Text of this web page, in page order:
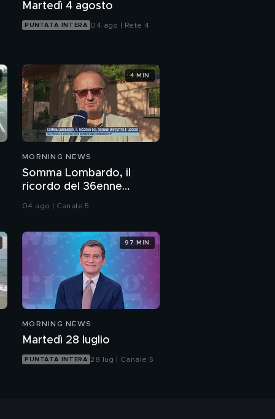
Martedì 4 agosto
PUNTATA INTERA 04 ago | Rete 4
MORNING NEWS
Somma Lombardo, il
ricordo del 36enne
investito e ucciso
04 ago | Canale 5
4 MIN
MORNING NEWS
Martedì 28 luglio
PUNTATA INTERA 28 lug | Canale 5
97 MIN